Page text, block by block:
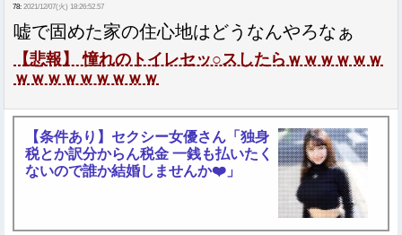
78: 2021/12/07(火) 18:26:52.57
嘘で固めた家の住心地はどうなんやろなぁ
【悲報】 憧れのトイレセッ○スしたらｗｗｗｗｗｗ
ｗｗｗｗｗｗｗｗｗ
【条件あり】セクシー女優さん「独身
税とか訳分からん税金 一銭も払いたく
ないので誰か結婚しませんか❤️」